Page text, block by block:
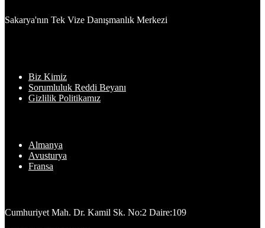
Sakarya'nın Tek Vize Danışmanlık Merkezi
Biz Kimiz
Sorumluluk Reddi Beyanı
Gizlilik Politikamız
Almanya
Avusturya
Fransa
Cumhuriyet Mah. Dr. Kamil Sk. No:2 Daire:109